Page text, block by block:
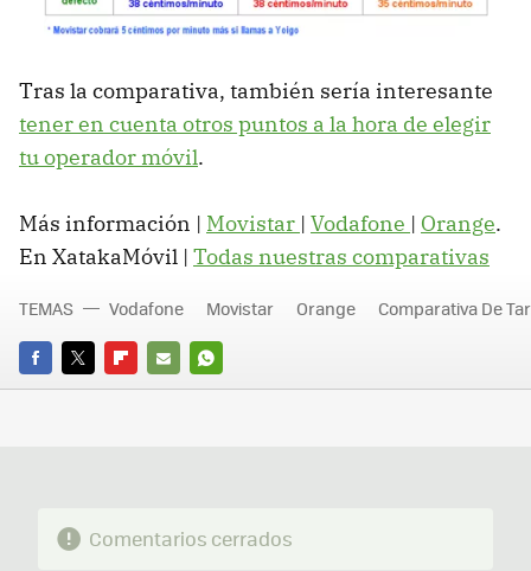
Tras la comparativa, también sería interesante
tener en cuenta otros puntos a la hora de elegir
tu operador móvil.
Más información | Movistar | Vodafone | Orange.
En XatakaMóvil | Todas nuestras comparativas
FACEBOOK
TWITTERFLIPBOARD
E-
WHATSAPP
TEMAS Vodafone Movistar Orange Comparativa De
Comentarios cerrados